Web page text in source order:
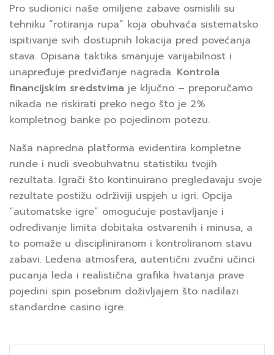
Pro sudionici naše omiljene zabave osmislili su
tehniku “rotiranja rupa” koja obuhvaća sistematsko
ispitivanje svih dostupnih lokacija pred povećanja
stava. Opisana taktika smanjuje varijabilnost i
unapređuje predviđanje nagrada. Kontrola
financijskim sredstvima je ključno – preporučamo
nikada ne riskirati preko nego što je 2%
kompletnog banke po pojedinom potezu.
Naša napredna platforma evidentira kompletne
runde i nudi sveobuhvatnu statistiku tvojih
rezultata. Igrači što kontinuirano pregledavaju svoje
rezultate postižu održiviji uspjeh u igri. Opcija
“automatske igre” omogućuje postavljanje i
određivanje limita dobitaka ostvarenih i minusa, a
to pomaže u discipliniranom i kontroliranom stavu
zabavi. Ledena atmosfera, autentični zvučni učinci
pucanja leda i realistična grafika hvatanja prave
pojedini spin posebnim doživljajem što nadilazi
standardne casino igre.